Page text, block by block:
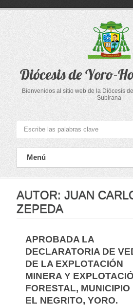
Diócesis de Yoro-
Bienvenidos al sitio web de la Diócesis
Subirana
Menú
AUTOR: JUAN
ZEPEDA
APROBADA LA
DECLARATORIA DE
DE LA EXPLOTACIÓN
MINERA Y
FORESTAL, MUNICIPIO
EL NEGRITO, YORO.